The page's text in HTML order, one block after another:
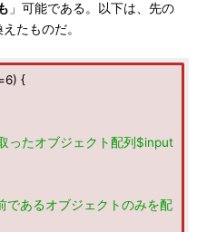
」可能である。以下は、先の
たものだ。
{
ったオブジェクト配列$input
あるオブジェクトのみを配